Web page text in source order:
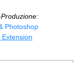
Photoshop